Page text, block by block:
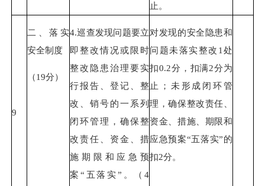
止。
9
二、落实
安全制度
（19分）
4.巡查发现问题要立
即整改情况或限时
整改隐患治理要实
行报告、登记、整
改、销号的一系列
闭环管理，确保整
改责任、资金、措
施期限和应急预
案“五落实”。（4
对发现的安全隐患和
问题未落实整改1处
扣0.2分，扣满2分为
止；未形成闭环管
理，确保整改责任、
资金、措施、期限和
应急预案“五落实”的
扣2分。